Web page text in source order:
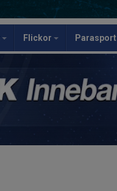
Flickor Parasport